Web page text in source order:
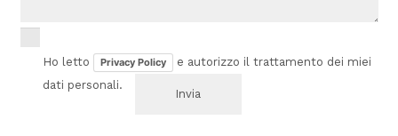
Ho letto Privacy Policy
e autorizzo il trattamento dei miei
dati personali.